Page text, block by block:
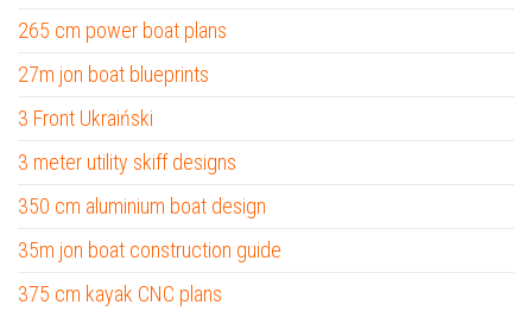
265 cm power boat plans
27m jon boat blueprints
3 Front Ukraiński
3 meter utility skiff designs
350 cm aluminium boat design
35m jon boat construction guide
375 cm kayak CNC plans